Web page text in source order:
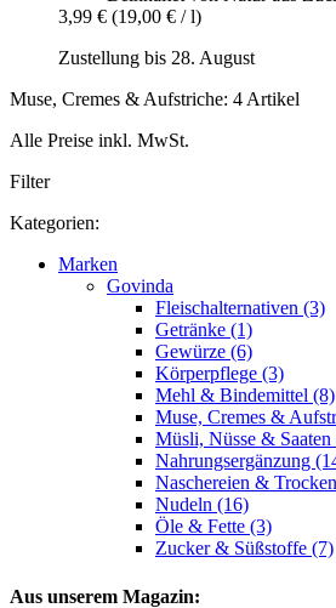
3,99 € (19,00 € / l)
Zustellung bis 28. August
Muse, Cremes & Aufstriche: 4 Artikel
Alle Preise inkl. MwSt.
Filter
Kategorien:
Marken
Govinda
Fleischalternativen (3)
Getränke (1)
Gewürze (6)
Körperpflege (3)
Mehl & Bindemittel (8)
Muse, Cremes &
Müsli, Nüsse & Saaten
Nahrungsergänzung
Naschereien &
Nudeln (16)
Öle & Fette (3)
Zucker & Süßstoffe (7)
Aus unserem Magazin: